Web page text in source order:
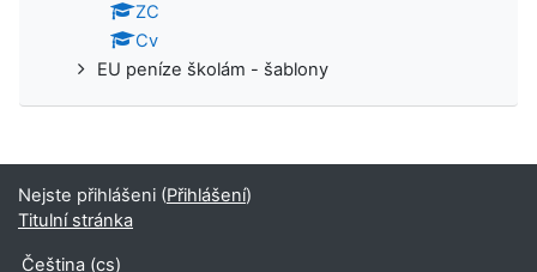
ZC
Cv
EU peníze školám - šablony
Nejste přihlášeni (Přihlášení)
Titulní stránka
Čeština ‎(cs)‎